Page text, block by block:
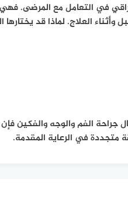
في التعامل مع المرضى.
العلاج. لماذا قد
الفم والوجه والفكين فإن
متجددة في الرعاية المقدمة.